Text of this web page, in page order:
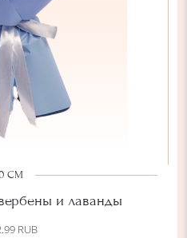
СМ
и лаванды
RUB